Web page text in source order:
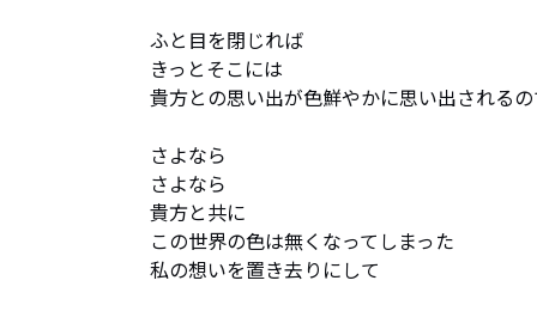
ふと目を閉じれば
きっとそこには
貴方との思い出が色鮮やかに思い出される
さよなら
さよなら
貴方と共に
この世界の色は無くなってしまった
私の想いを置き去りにして